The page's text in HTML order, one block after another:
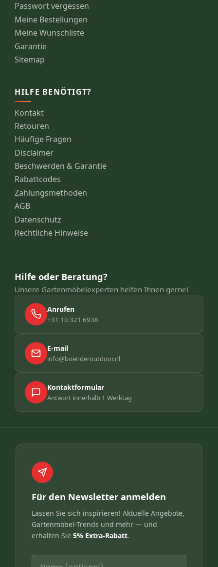
Passwort vergessen
Meine Bestellungen
Meine Wunschliste
Garantie
Sitemap
HILFE BENÖTIGT?
Kontakt
Retouren
Häufige Fragen
Disclaimer
Beschwerden & Garantie
Rabattcodes
Zahlungsmethoden
AGB
Datenschutz
Rechtliche Hinweise
Hilfe oder Beratung?
Unsere Gartenmöbelexperten helfen Ihnen gerne!
Anrufen
+31 10 321 6938
E-mail
info@boenderoutdoor.nl
Kontaktformular
Antwort innerhalb 1 Werktag
Für den Newsletter anmelden
Lassen Sie sich inspirieren! Aktuelle Angebote,
Gartenmöbel-Trends und mehr — und
erhalten Sie 5% Extra-Rabatt.